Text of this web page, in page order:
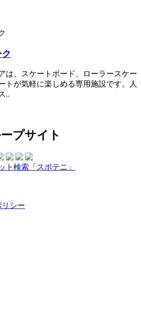
は、スケートボード、ローラースケー
トが気軽に楽しめる専用施設です。人
..
プサイト
リシー